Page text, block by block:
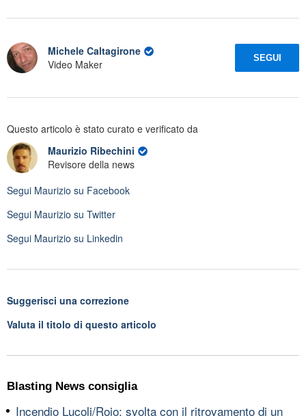
Michele Caltagirone
Video Maker
SEGUI
Questo articolo è stato curato e verificato da
Maurizio Ribechini
Revisore della news
Segui Maurizio su Facebook
Segui Maurizio su Twitter
Segui Maurizio su Linkedin
Suggerisci una correzione
Valuta il titolo di questo articolo
Blasting News consiglia
Incendio Lucoli/Roio: svolta con il ritrovamento di un